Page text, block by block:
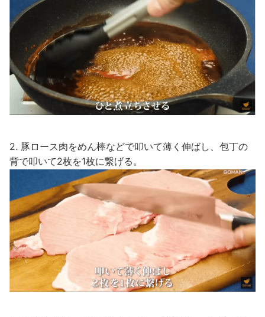
2. 豚ロース肉をめん棒などで叩いて薄く伸ばし、包丁の
背で叩いて2枚を1枚に繋げる。